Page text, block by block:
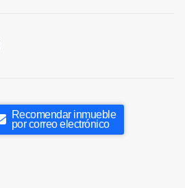
Recomendar inmueble
por correo electrónico